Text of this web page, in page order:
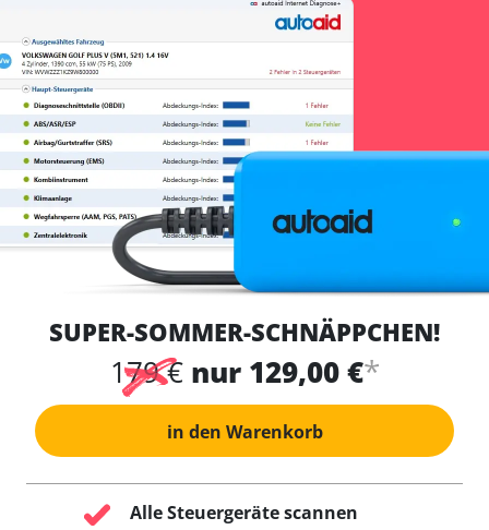
SUPER-SOMMER-SCHNÄPPCHEN!
179 € nur 129,00 €*
in den Warenkorb
Alle Steuergeräte scannen